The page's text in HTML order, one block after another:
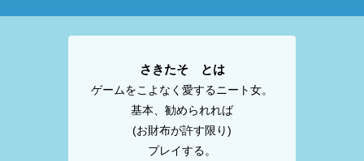
さきたそ とは
ゲームをこよなく愛するニート女。
基本、勧められれば
(お財布が許す限り)
プレイする。